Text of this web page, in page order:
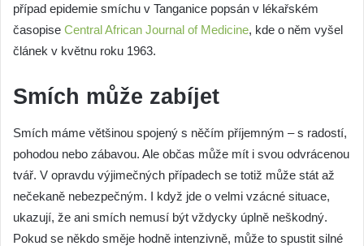
případ epidemie smíchu v Tanganice popsán v lékařském
časopise Central African Journal of Medicine, kde o něm vyšel
článek v květnu roku 1963.
Smích může zabíjet
Smích máme většinou spojený s něčím příjemným – s radostí,
pohodou nebo zábavou. Ale občas může mít i svou odvrácenou
tvář. V opravdu výjimečných případech se totiž může stát až
nečekaně nebezpečným. I když jde o velmi vzácné situace,
ukazují, že ani smích nemusí být vždycky úplně neškodný.
Pokud se někdo směje hodně intenzivně, může to spustit silné